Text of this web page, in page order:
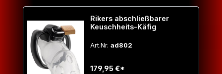
Rikers abschließbarer
Keuschheits-Käfig
Art.Nr. ad802
179,95 €*